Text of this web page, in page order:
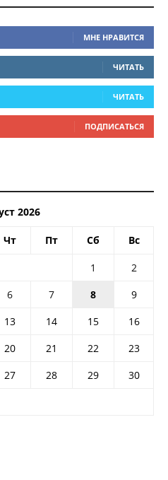
МНЕ НРАВИТСЯ
ЧИТАТЬ
ЧИТАТЬ
ПОДПИСАТЬСЯ
2026
Чт Пт Сб Вс
1
2
6 7 8
9
13 14 15
16
20 21 22
23
27 28 29
30